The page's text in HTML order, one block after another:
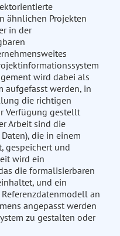
ähnlichen Projekten
in der
wird dabei als
aufgefasst werden, in
die richtigen
Verfügung gestellt
Arbeit sind die
die in einem
gespeichert und
wird ein
die formalisierbaren
und ein
an
angepasst werden
zu gestalten oder